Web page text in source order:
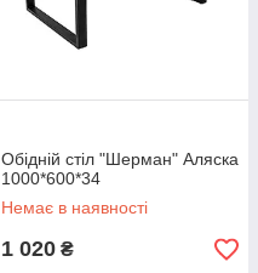
Обідній стіл "Шерман" Аляска
1000*600*34
Немає в наявності
1 020 ₴